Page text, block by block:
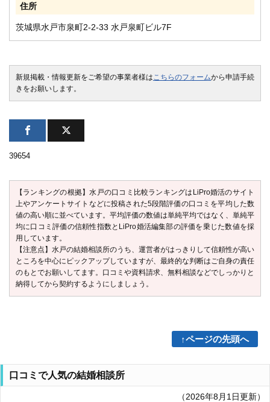
住所
茨城県水戸市泉町2-2-33 水戸泉町ビル7F
新規掲載・情報更新をご希望の事業者様はこちらのフォームから申請手続
きをお願いします。
39654
【ランキングの根拠】水戸の口コミ比較ランキングはLiPro婚活のサイト
上やアンケートサイトなどに投稿された5段階評価の口コミを平均した数
値の高い順に並べています。平均評価の数値は単純平均ではなく、単純平
均に口コミ評価の信頼性指数とLiPro婚活編集部の評価を乗じた数値を採
用しています。
【注意点】水戸の結婚相談所のうち、運営者がはっきりして信頼性が高い
ところを中心にピックアップしていますが、最終的な判断はご自身の責任
のもとでお願いしてます。口コミや資料請求、無料相談などでしっかりと
納得してから契約するようにしましょう。
↑ページの先頭へ
口コミで人気の結婚相談所
（2026年8月1日更新）